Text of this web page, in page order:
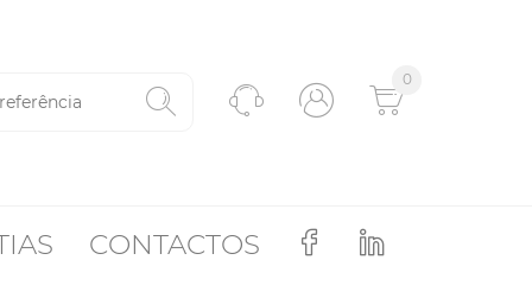
0
CONTACTOS